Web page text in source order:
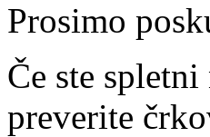
Prosimo
Če ste
preverite